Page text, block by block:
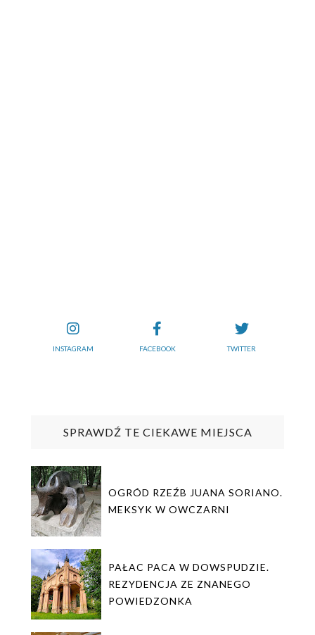
INSTAGRAM FACEBOOK TWITTER
SPRAWDŹ TE CIEKAWE MIEJSCA
OGRÓD RZEŹB JUANA SORIANO.
MEKSYK W OWCZARNI
PAŁAC PACA W DOWSPUDZIE.
REZYDENCJA ZE ZNANEGO
POWIEDZONKA